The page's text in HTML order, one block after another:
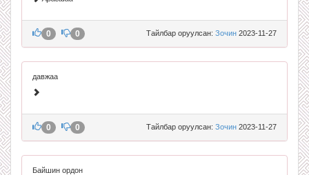
Тайлбар оруулсан: Зочин 2023-11-27
0 0
давжаа
Тайлбар оруулсан: Зочин 2023-11-27
0 0
Байшин ордон